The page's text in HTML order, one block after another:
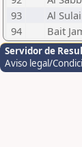
93
Al
94
Bait
Servidor de
Aviso legal/